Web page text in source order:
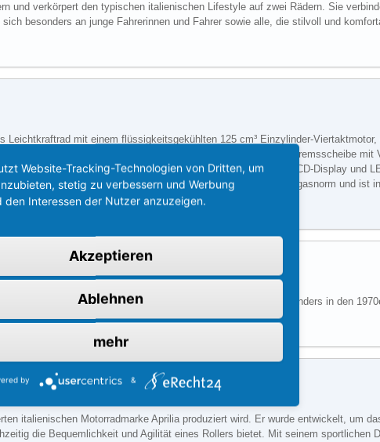
und verkörpert den typischen italienischen Lifestyle auf zwei Rädern. Sie
besonders an junge Fahrerinnen und Fahrer sowie alle, die stilvoll und
Leichtkraftrad mit einem flüssigkeitsgekühlten 125 cm³ Einzylinder-
eine 40 mm Upside-Down-Gabel vorne und eine 300 mm Bremsscheibe mit
inspiriert und bietet moderne Features wie ein digitales LCD-Display und
Hochschalten ermöglicht. Die RS 125 erfüllt die Euro-5-Abgasnorm und ist
der deutschen Firma Zündapp hergestellt wurde. Es war besonders in den
Enthusiasten.
italienischen Motorradmarke Aprilia produziert wird. Er wurde entwickelt, um
die Bequemlichkeit und Agilität eines Rollers bietet. Mit seinem sportlichen
Website-Tracking-Technologien von Dritten, um
stetig zu verbessern und Werbung
den Interessen der Nutzer anzuzeigen.
Akzeptieren
Ablehnen
mehr
by &